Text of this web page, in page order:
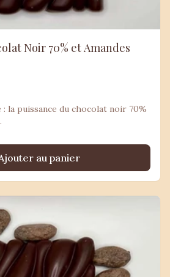
Noir 70% et Amandes
la puissance du chocolat noir 70%
au panier